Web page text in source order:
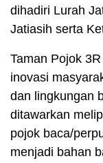
dihadiri Lurah
Jatiasih serta
Taman Pojok
inovasi
dan lingkungan
ditawarkan
pojok baca/
menjadi bahan